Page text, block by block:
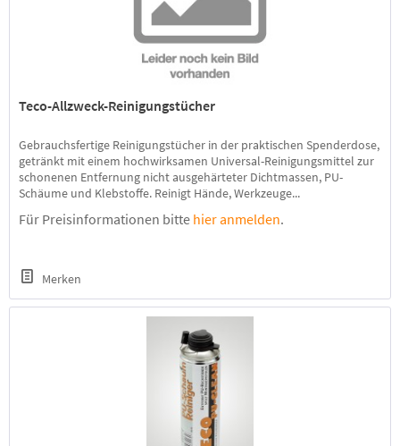
Teco-Allzweck-Reinigungstücher
Gebrauchsfertige Reinigungstücher in der praktischen Spenderdose,
getränkt mit einem hochwirksamen Universal-Reinigungsmittel zur
schonenen Entfernung nicht ausgehärteter Dichtmassen, PU-
Schäume und Klebstoffe. Reinigt Hände, Werkzeuge...
Für Preisinformationen bitte hier anmelden.
Merken